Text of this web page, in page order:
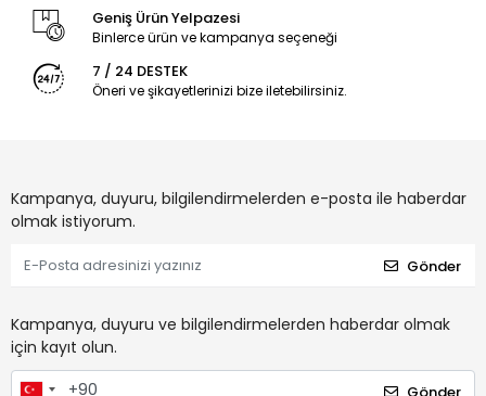
Geniş Ürün Yelpazesi
Binlerce ürün ve kampanya seçeneği
7 / 24 DESTEK
Öneri ve şikayetlerinizi bize iletebilirsiniz.
Kampanya, duyuru, bilgilendirmelerden e-posta ile haberdar
olmak istiyorum.
Gönder
Kampanya, duyuru ve bilgilendirmelerden haberdar olmak
için kayıt olun.